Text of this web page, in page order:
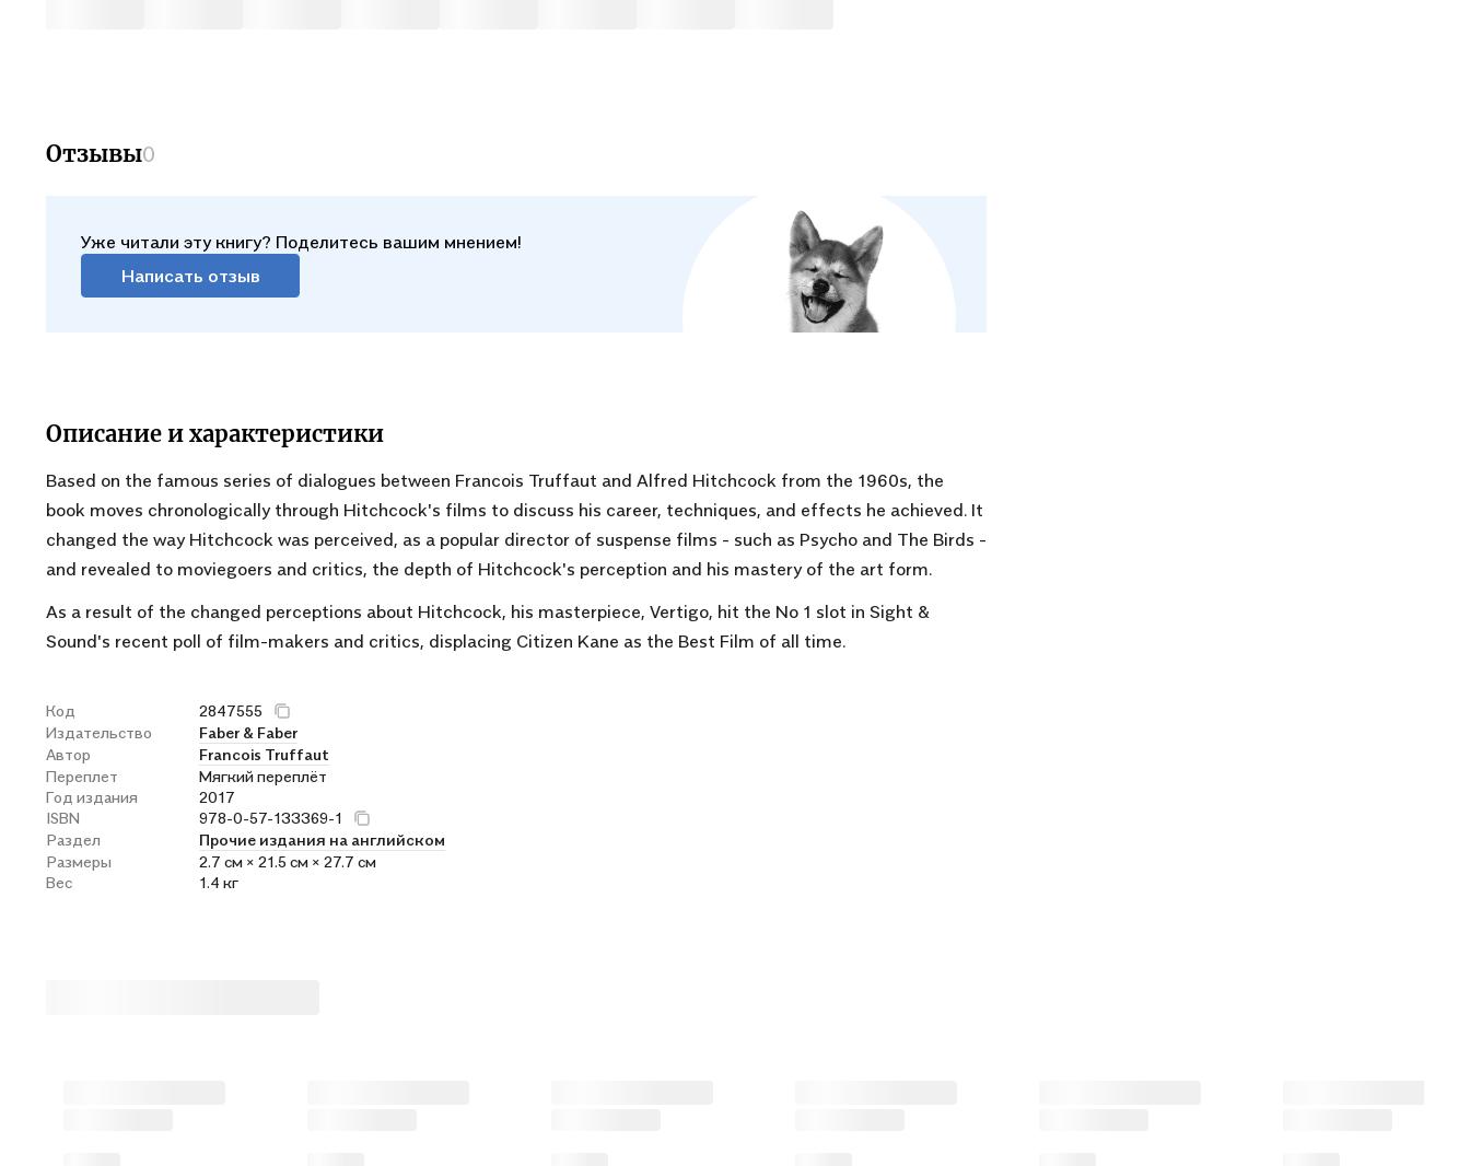
Отзывы0
Уже читали эту книгу? Поделитесь вашим мнением!
Написать отзыв
Описание и характеристики
Based on the famous series of dialogues between Francois Truffaut and Alfred Hitchcock from the 1960s, the
book moves chronologically through Hitchcock's films to discuss his career, techniques, and effects he achieved. It
changed the way Hitchcock was perceived, as a popular director of suspense films - such as Psycho and The Birds -
and revealed to moviegoers and critics, the depth of Hitchcock's perception and his mastery of the art form.
As a result of the changed perceptions about Hitchcock, his masterpiece, Vertigo, hit the No 1 slot in Sight &
Sound's recent poll of film-makers and critics, displacing Citizen Kane as the Best Film of all time.
Код
2847555
Издательство
Faber & Faber
Автор
Francois Truffaut
Переплет
Мягкий переплёт
Год издания
2017
ISBN
978-0-57-133369-1
Раздел
Прочие издания на английском
Размеры
2.7 см × 21.5 см × 27.7 см
Вес
1.4 кг